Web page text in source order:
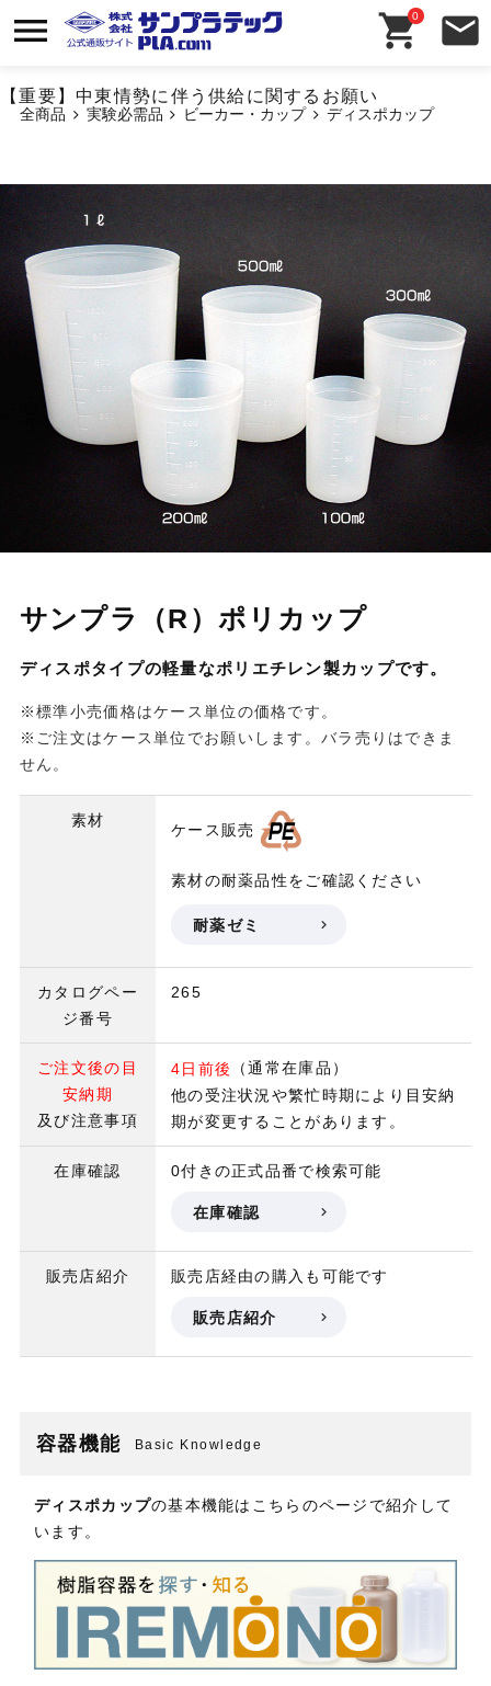
【重要】中東情勢に伴う供給に関するお願い
0
全商品 実験必需品 ビーカー・カップ ディスポカップ
サンプラ（R）ポリカップ
ディスポタイプの軽量なポリエチレン製カップです。
※標準小売価格はケース単位の価格です。
※ご注文はケース単位でお願いします。バラ売りはできま
せん。
素材
ケース販売
素材の耐薬品性をご確認ください
耐薬ゼミ
カタログペー
ジ番号
265
ご注文後の目
安納期
及び注意事項
4日前後
（通常在庫品）
他の受注状況や繁忙時期により目安納
期が変更することがあります。
在庫確認 0付きの正式品番で検索可能
在庫確認
販売店紹介 販売店経由の購入も可能です
販売店紹介
容器機能 Basic Knowledge
ディスポカップの基本機能はこちらのページで紹介して
います。